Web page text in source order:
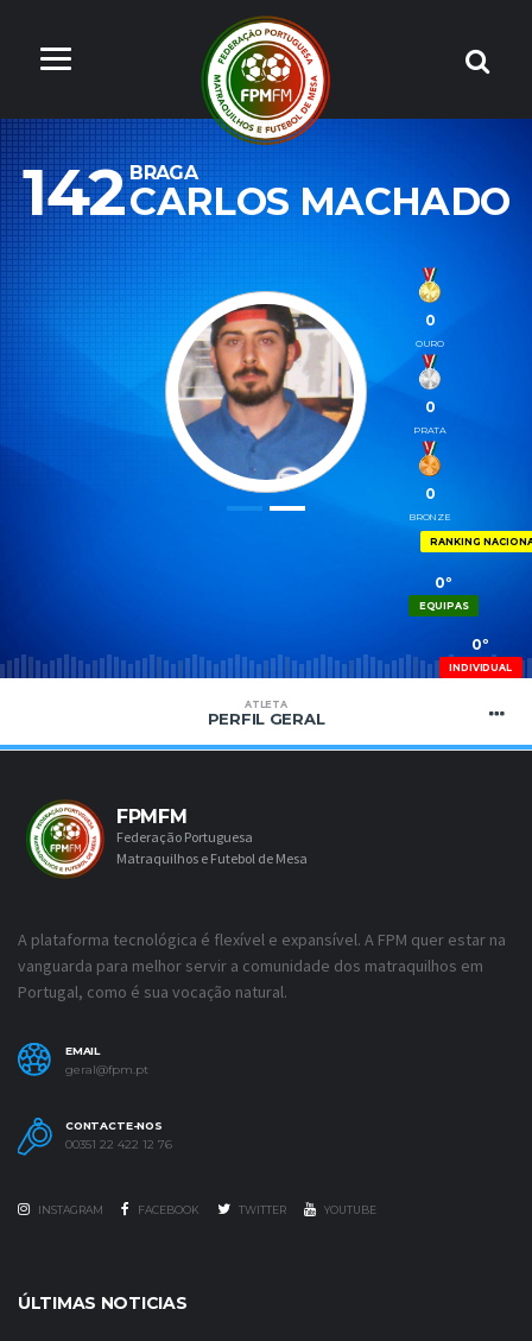
142BRAGA
CARLOS MACHADO
0
OURO
0
PRATA
0
BRONZE
RANKING
0º
EQUIPAS
0º
INDIVIDUAL
ATLETA
PERFIL GERAL
FPMFM
Federação Portuguesa
Matraquilhos e Futebol de Mesa
A plataforma tecnológica é flexível e expansível. A FPM quer estar na
vanguarda para melhor servir a comunidade dos matraquilhos em
Portugal, como é sua vocação natural.
EMAIL
geral@fpm.pt
CONTACTE-NOS
00351 22 422 12 76
INSTAGRAM FACEBOOK TWITTER YOUTUBE
ÚLTIMAS NOTICIAS